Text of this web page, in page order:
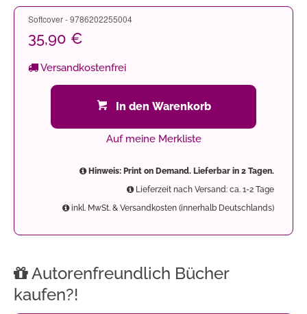
Softcover - 9786202255004
35,90 €
Versandkostenfrei
In den Warenkorb
Auf meine Merkliste
Hinweis: Print on Demand. Lieferbar in 2 Tagen.
Lieferzeit nach Versand: ca. 1-2 Tage
inkl. MwSt. & Versandkosten (innerhalb Deutschlands)
Autorenfreundlich Bücher
kaufen?!